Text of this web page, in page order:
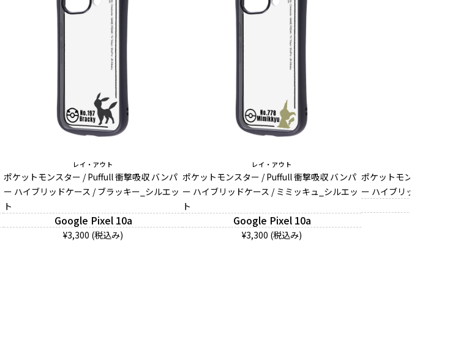
レイ・アウト
ポケットモンスター / Puffull 衝撃吸収 バンパ
ー ハイブリッドケース / ブラッキー_シルエッ
ト
Google Pixel 10a
¥3,300 (税込み)
レイ・アウト
ポケットモンスター / Puffull 衝撃吸収 バンパ
ー ハイブリッドケース / ミミッキュ_シルエッ
ト
Google Pixel 10a
¥3,300 (税込み)
ポケットモンスター /
ー ハイブリッドケース / ミ